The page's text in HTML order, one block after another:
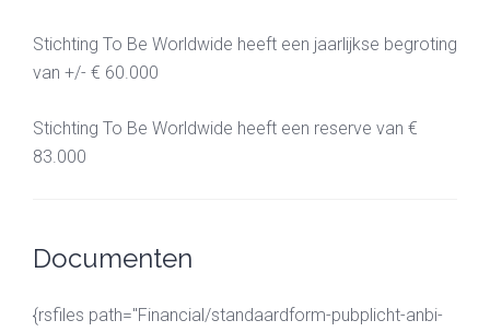
Stichting To Be Worldwide heeft een jaarlijkse begroting
van +/- € 60.000
Stichting To Be Worldwide heeft een reserve van €
83.000
Documenten
{rsfiles path="Financial/standaardform-pubplicht-anbi-